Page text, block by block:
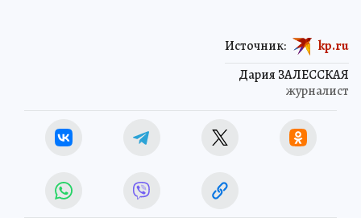
Дария ЗАЛЕССКАЯ
журналист
Источник: kp.ru